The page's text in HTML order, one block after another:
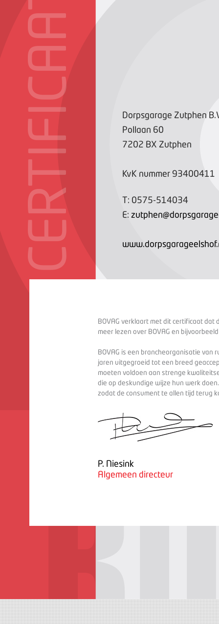
CERTIFICAAT
Dorpsgarage Zutphen
Pollaan 60
7202 BX Zutphen
KvK nummer 93400411
T: 0575-514034
E:
BOVAG verklaart met dit certificaat dat
meer lezen over BOVAG en
BOVAG is een brancheorganisatie van
jaren uitgegroeid tot een breed
moeten voldoen aan strenge
die op deskundige wijze hun werk
zodat de consument te allen tijd terug
P. Niesink
Algemeen directeur